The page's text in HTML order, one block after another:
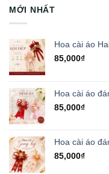
MỚI NHẤT
Hoa cài áo
85,000₫
Hoa cài áo
85,000₫
Hoa cài áo
85,000₫